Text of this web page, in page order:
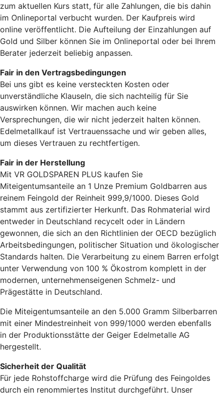
zum aktuellen Kurs statt, für alle Zahlungen, die bis dahin
im Onlineportal verbucht wurden. Der Kaufpreis wird
online veröffentlicht. Die Aufteilung der Einzahlungen auf
Gold und Silber können Sie im Onlineportal oder bei Ihrem
Berater jederzeit beliebig anpassen.
Fair in den Vertragsbedingungen
Bei uns gibt es keine versteckten Kosten oder
unverständliche Klauseln, die sich nachteilig für Sie
auswirken können. Wir machen auch keine
Versprechungen, die wir nicht jederzeit halten können.
Edelmetallkauf ist Vertrauenssache und wir geben alles,
um dieses Vertrauen zu rechtfertigen.
Fair in der Herstellung
Mit VR GOLDSPAREN PLUS kaufen Sie
Miteigentumsanteile an 1 Unze Premium Goldbarren aus
reinem Feingold der Reinheit 999,9/1000. Dieses Gold
stammt aus zertifizierter Herkunft. Das Rohmaterial wird
entweder in Deutschland recycelt oder in Ländern
gewonnen, die sich an den Richtlinien der OECD bezüglich
Arbeitsbedingungen, politischer Situation und ökologischer
Standards halten. Die Verarbeitung zu einem Barren erfolgt
unter Verwendung von 100 % Ökostrom komplett in der
modernen, unternehmenseigenen Schmelz- und
Prägestätte in Deutschland.
Die Miteigentumsanteile an den 5.000 Gramm Silberbarren
mit einer Mindestreinheit von 999/1000 werden ebenfalls
in der Produktionsstätte der Geiger Edelmetalle AG
hergestellt.
Sicherheit der Qualität
Für jede Rohstoffcharge wird die Prüfung des Feingoldes
durch ein renommiertes Institut durchgeführt. Unser